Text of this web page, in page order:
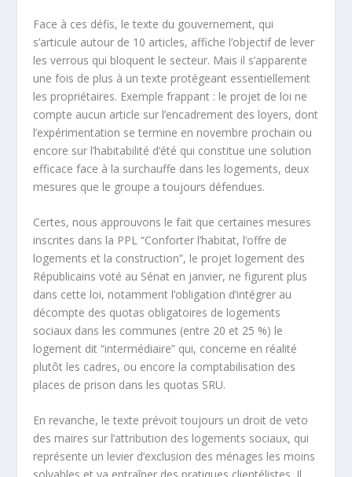
Face à ces défis, le texte du gouvernement, qui
s’articule autour de 10 articles, affiche l’objectif de lever
les verrous qui bloquent le secteur. Mais il s’apparente
une fois de plus à un texte protégeant essentiellement
les propriétaires. Exemple frappant : le projet de loi ne
compte aucun article sur l’encadrement des loyers, dont
l’expérimentation se termine en novembre prochain ou
encore sur l’habitabilité d’été qui constitue une solution
efficace face à la surchauffe dans les logements, deux
mesures que le groupe a toujours défendues.
Certes, nous approuvons le fait que certaines mesures
inscrites dans la PPL “Conforter l’habitat, l’offre de
logements et la construction”, le projet logement des
Républicains voté au Sénat en janvier, ne figurent plus
dans cette loi, notamment l’obligation d’intégrer au
décompte des quotas obligatoires de logements
sociaux dans les communes (entre 20 et 25 %) le
logement dit “intermédiaire” qui, concerne en réalité
plutôt les cadres, ou encore la comptabilisation des
places de prison dans les quotas SRU.
En revanche, le texte prévoit toujours un droit de veto
des maires sur l’attribution des logements sociaux, qui
représente un levier d’exclusion des ménages les moins